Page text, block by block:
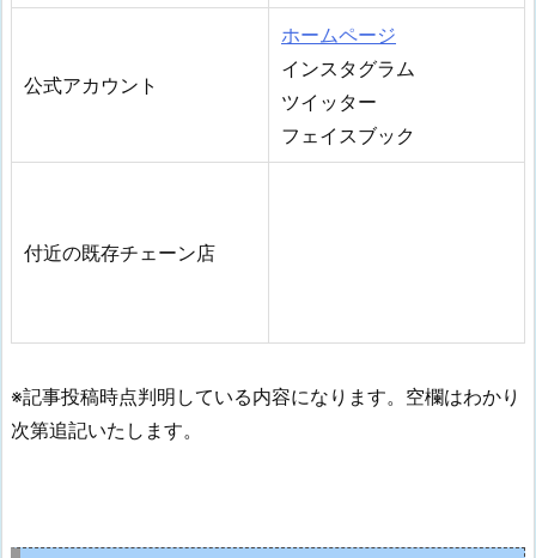
公式アカウント
ホームページ
インスタグラム
ツイッター
フェイスブック
付近の既存チェーン店
※記事投稿時点判明している内容になります。空欄はわかり
次第追記いたします。